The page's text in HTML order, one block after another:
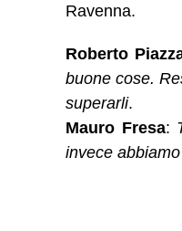
Ravenna.
Roberto
buone cose.
superarli.
Mauro Fresa: 
invece